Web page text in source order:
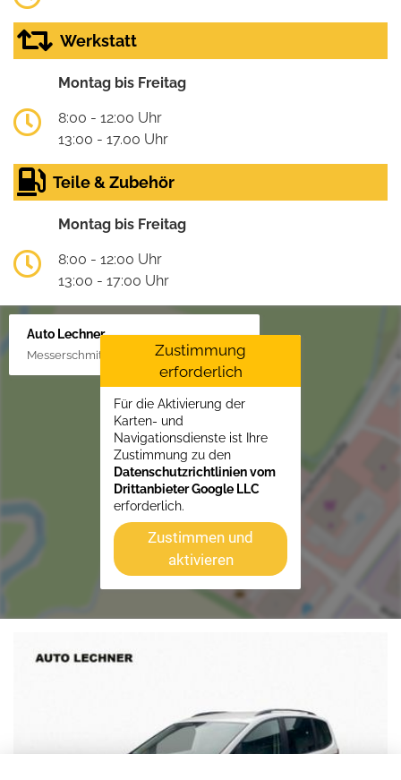
Werkstatt
Montag bis Freitag
8:00 - 12:00 Uhr
13:00 - 17.00 Uhr
Teile & Zubehör
Montag bis Freitag
8:00 - 12:00 Uhr
13:00 - 17:00 Uhr
Auto Lechner
Messerschmittstr. 4, 86453 Dasing/Lindl
Zustimmung
erforderlich
Für die Aktivierung der
Karten- und
Navigationsdienste ist Ihre
Zustimmung zu den
Datenschutzrichtlinien vom
Drittanbieter Google LLC
erforderlich.
Zustimmen und
aktivieren